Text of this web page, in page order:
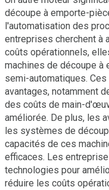
découpe à emporte-
l'automatisation des
entreprises cherchent à
coûts opérationnels,
machines de découpe
semi-automatiques.
avantages, notamment
des coûts de main-
améliorée. De plus, les
les systèmes de
capacités de ces
efficaces. Les
technologies pour
réduire les coûts